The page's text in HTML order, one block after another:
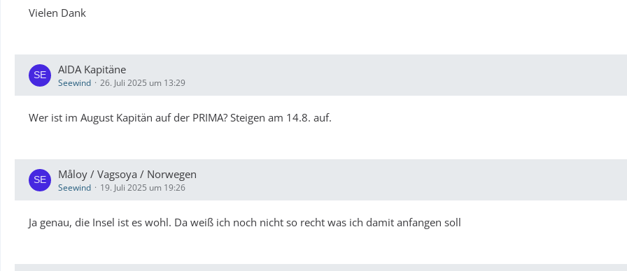
Vielen Dank
AIDA Kapitäne
Seewind 26. Juli 2025 um 13:29
Wer ist im August Kapitän auf der PRIMA? Steigen am 14.8. auf.
Måloy / Vagsoya / Norwegen
Seewind 19. Juli 2025 um 19:26
Ja genau, die Insel ist es wohl. Da weiß ich noch nicht so recht was ich damit anfangen soll